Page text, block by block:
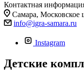
Контактная
Самара, Московское
info@igra-samara.ru
Instagram
Детские